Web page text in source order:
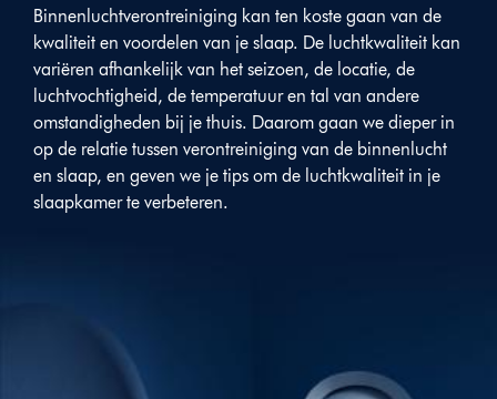
Binnenluchtverontreiniging kan ten koste gaan van de
kwaliteit en voordelen van je slaap. De luchtkwaliteit kan
variëren afhankelijk van het seizoen, de locatie, de
luchtvochtigheid, de temperatuur en tal van andere
omstandigheden bij je thuis. Daarom gaan we dieper in
op de relatie tussen verontreiniging van de binnenlucht
en slaap, en geven we je tips om de luchtkwaliteit in je
slaapkamer te verbeteren.